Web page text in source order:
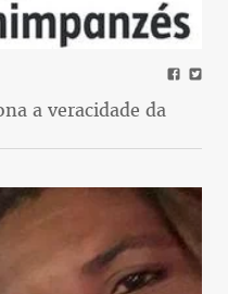
a veracidade da